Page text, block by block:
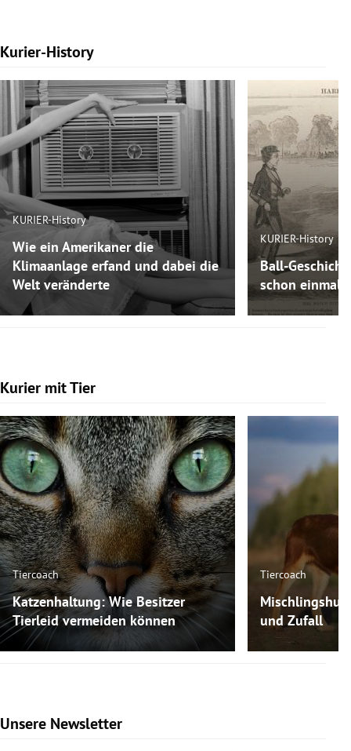
Kurier-History
Slide 1 von 7
KURIER-History
Wie ein Amerikaner die
Klimaanlage erfand und dabei die
Welt veränderte
KURIER-History
Ball-
schon einmal
Kurier mit Tier
Slide 1 von 7
Tiercoach
Katzenhaltung: Wie Besitzer
Tierleid vermeiden können
Tiercoach
und Zufall
Unsere Newsletter
Slide 1 von 9